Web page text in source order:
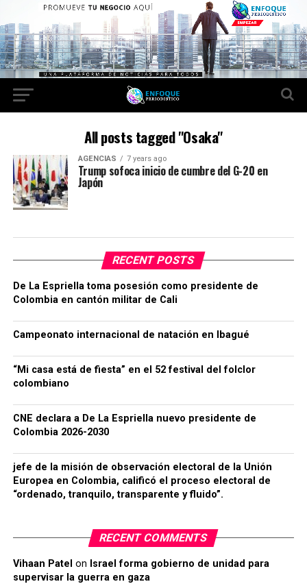
All posts tagged "Osaka"
AGENCIAS 7 years ago
Trump sofoca inicio de cumbre del G-20 en
Japón
RECENT POSTS
De La Espriella toma posesión como presidente de
Colombia en cantón militar de Cali
Campeonato internacional de natación en Ibagué
“Mi casa está de fiesta” en el 52 festival del folclor
colombiano
CNE declara a De La Espriella nuevo presidente de
Colombia 2026-2030
jefe de la misión de observación electoral de la Unión
Europea en Colombia, calificó el proceso electoral de
“ordenado, tranquilo, transparente y fluido”.
RECENT COMMENTS
Vihaan Patel on Israel forma gobierno de unidad para
supervisar la guerra en gaza